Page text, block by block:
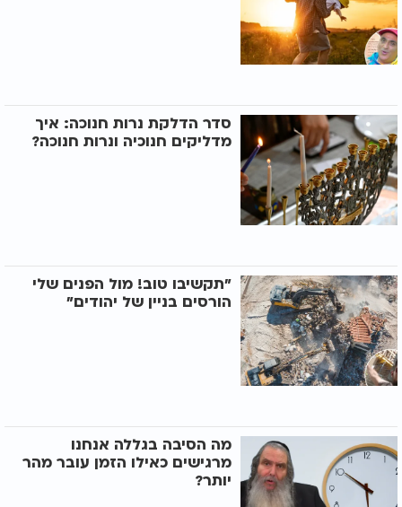
סדר הדלקת נרות חנוכה: איך
מדליקים חנוכיה ונרות חנוכה?
"תקשיבו טוב! מול הפנים שלי
הורסים בניין של יהודים"
מה הסיבה בגללה אנחנו
מרגישים כאילו הזמן עובר מהר
יותר?